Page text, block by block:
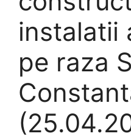
instalatii
pe raza